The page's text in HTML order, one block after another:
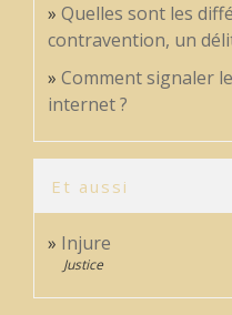
Quelles sont les
contravention, un
Comment signaler
internet ?
Et aussi
Injure
Justice